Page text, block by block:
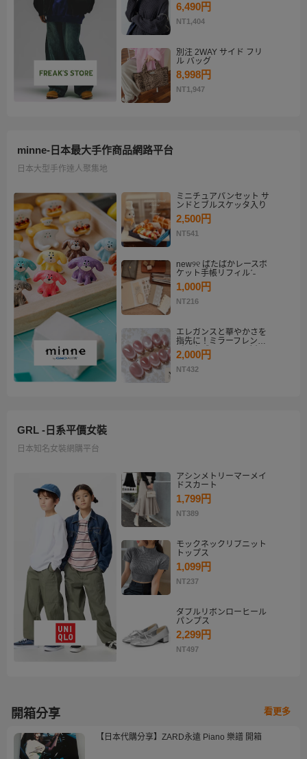
6,490円
NT1,404
別注 2WAY サイド フリ
ル バッグ
8,998円
NT1,947
minne-日本最大手作商品網路平台
日本大型手作達人聚集地
ミニチュアパンセット サ
ンドとブルスケッタ入り
2,500円
NT541
new୨୧ ぱたぱかレースポ
ケット手帳リフィルˊ˗
1,000円
NT216
エレガンスと華やかさを
指先に！ミラーフレンチ
ピンクゴールド マグネッ
トネイルチップセット
【ネイルチップオーダ
2,000円
NT432
GRL -日系平價女裝
日本知名女裝網購平台
アシンメトリーマーメイ
ドスカート
1,799円
NT389
モックネックリブニット
トップス
1,099円
NT237
ダブルリボンローヒール
パンプス
2,299円
NT497
開箱分享 看更多
【日本代購分享】ZARD永遠 Piano 樂譜 開箱